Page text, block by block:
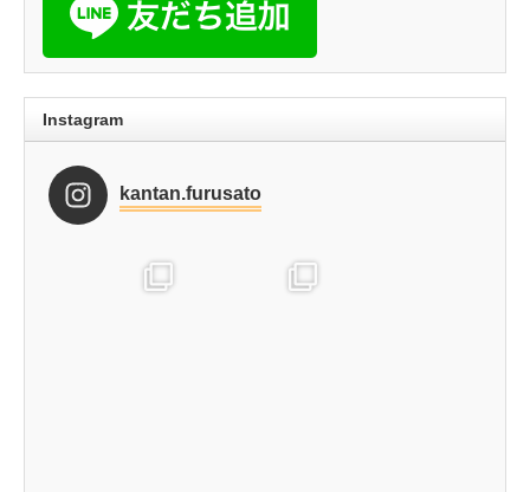
Instagram
kantan.furusato